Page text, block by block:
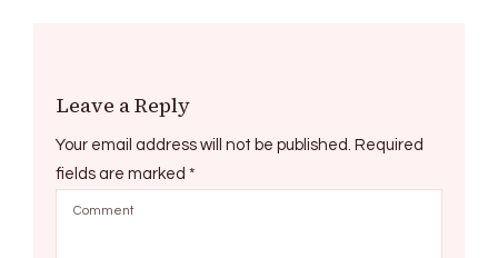
Leave a Reply
Your email address will not be published. Required
fields are marked *